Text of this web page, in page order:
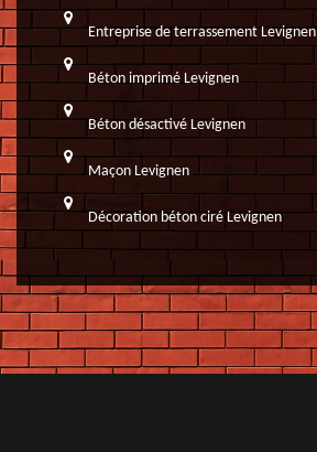
Entreprise de terrassement Levignen
Béton imprimé Levignen
Béton désactivé Levignen
Maçon Levignen
Décoration béton ciré Levignen